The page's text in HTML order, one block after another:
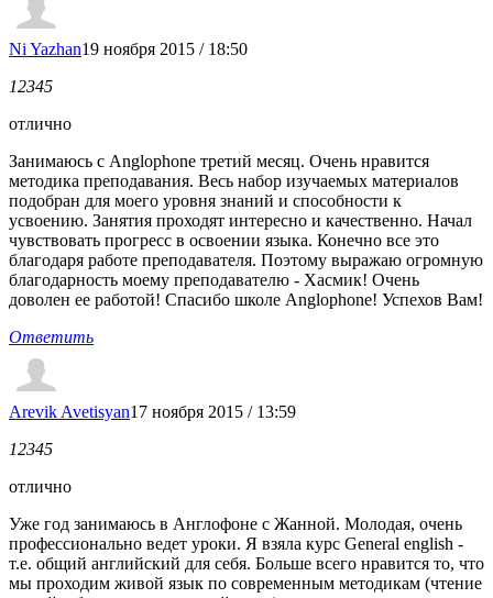
Ni Yazhan19 ноября 2015 / 18:50
12345
отлично
Занимаюсь с Anglophone третий месяц. Очень нравится
методика преподавания. Весь набор изучаемых материалов
подобран для моего уровня знаний и способности к
усвоению. Занятия проходят интересно и качественно. Начал
чувствовать прогресс в освоении языка. Конечно все это
благодаря работе преподавателя. Поэтому выражаю огромную
благодарность моему преподавателю - Хасмик! Очень
доволен ее работой! Спасибо школе Anglophone! Успехов Вам!
Ответить
Arevik Avetisyan17 ноября 2015 / 13:59
12345
отлично
Уже год занимаюсь в Англофоне с Жанной. Молодая, очень
профессионально ведет уроки. Я взяла курс General english -
т.е. общий английский для себя. Больше всего нравится то, что
мы проходим живой язык по современным методикам (чтение